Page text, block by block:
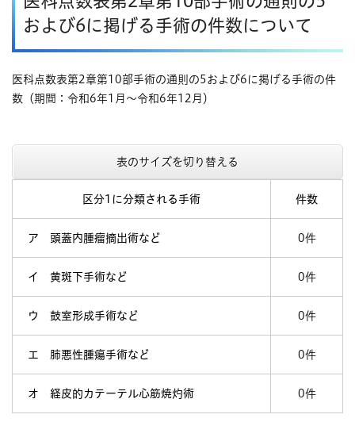
および6に掲げる手術の件数について
医科点数表第2章第10部手術の通則の5および6に掲げる手術の件
数（期間：令和6年1月～令和6年12月）
表のサイズを切り替える
区分1に分類される手術 件数
ア 頭蓋内腫瘤摘出術など 0件
イ 黄斑下手術など 0件
ウ 鼓室形成手術など 0件
エ 肺悪性腫瘍手術など 0件
オ 経皮的カテーテル心筋焼灼術 0件